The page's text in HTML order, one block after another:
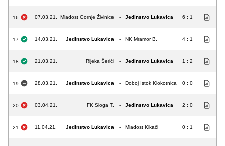
16. 07.03.21. Mladost Gornje Živinice - Jedinstvo Lukavica 6 : 1
17. 14.03.21. Jedinstvo Lukavica - NK Mramor B. 4 : 1
18. 21.03.21. Rijeka Šerići - Jedinstvo Lukavica 1 : 2
19. 28.03.21. Jedinstvo Lukavica - Doboj Istok Klokotnica 0 : 0
20. 03.04.21. FK Sloga T. - Jedinstvo Lukavica 2 : 0
21. 11.04.21. Jedinstvo Lukavica - Mladost Kikači 0 : 1